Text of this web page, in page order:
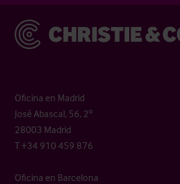
Christie & Co
Oficina en Madrid
José Abascal, 56, 2º
28003 Madrid
T +34 910 459 876
Oficina en Barcelona